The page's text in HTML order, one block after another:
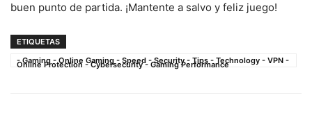
buen punto de partida. ¡Mantente a salvo⁤ y feliz juego!
ETIQUETAS
- Gaming - Online Gaming - Speed - Security - Tips - Technology - VPN -
Online Protection - Cybersecurity - Gaming Performance